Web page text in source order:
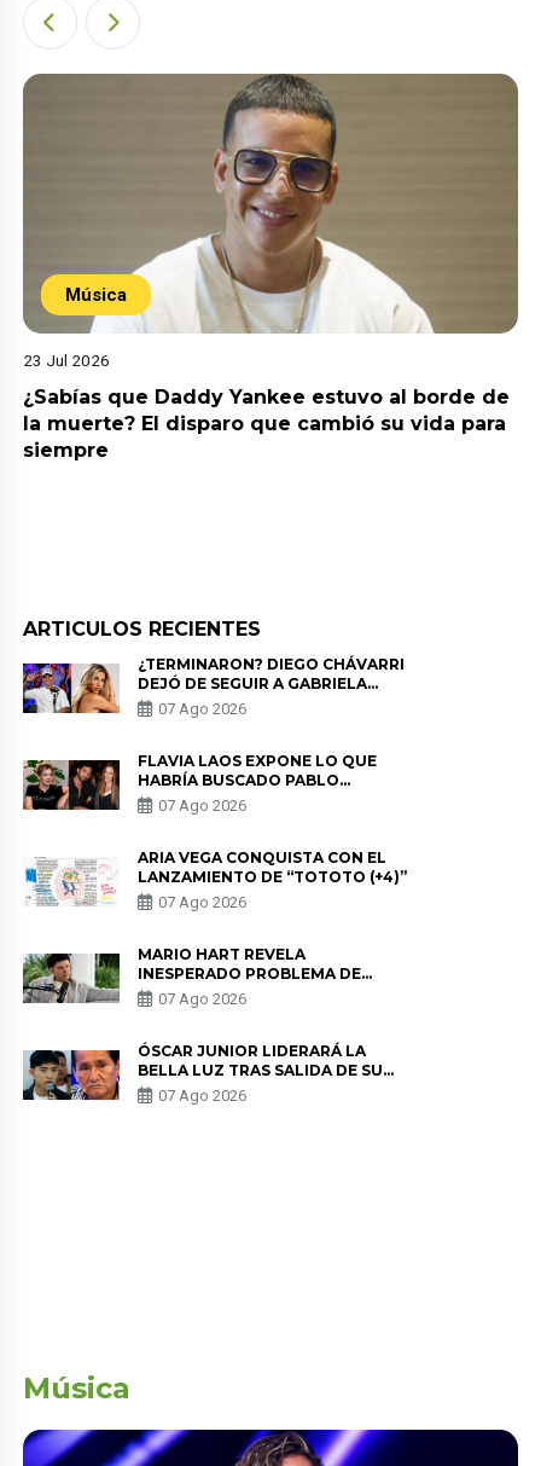
Música
23 Jul 2026
¿Sabías que Daddy Yankee estuvo al borde de
la muerte? El disparo que cambió su vida para
siempre
ARTICULOS RECIENTES
¿TERMINARON? DIEGO CHÁVARRI
DEJÓ DE SEGUIR A GABRIELA
HERRERA Y ANUNCIA SU SALIDA
DE PÓDCAST
07 Ago 2026
FLAVIA LAOS EXPONE LO QUE
HABRÍA BUSCADO PABLO
HEREDIA CON ALE FULLER: “UNA
DE LAS PARTES QUERÍA EL
07 Ago 2026
ARIA VEGA CONQUISTA CON EL
LANZAMIENTO DE “TOTOTO (+4)”
07 Ago 2026
MARIO HART REVELA
INESPERADO PROBLEMA DE
SALUD ANTES DE SEPARARSE DE
KORINA: “ME ENCONTRARON UN
07 Ago 2026
ÓSCAR JUNIOR LIDERARÁ LA
BELLA LUZ TRAS SALIDA DE SU
PADRE POR POLÉMICA CON
NALDY SALDAÑA
07 Ago 2026
Música